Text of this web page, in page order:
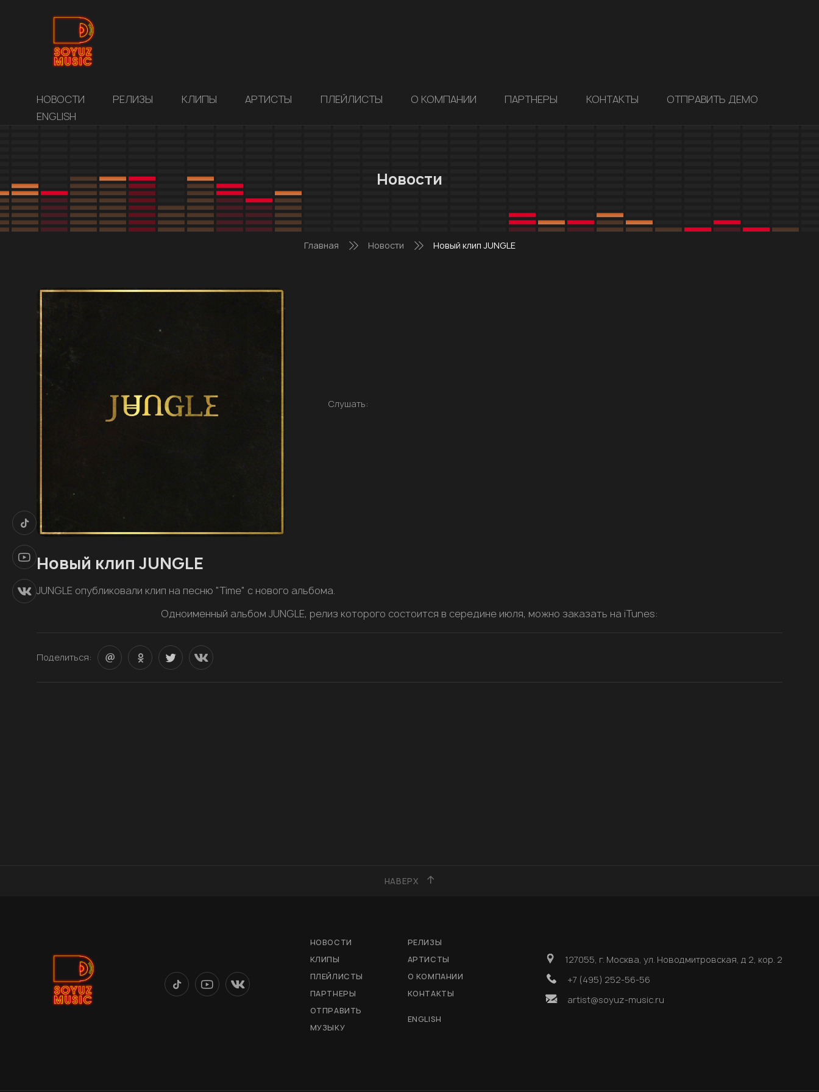
НОВОСТИ РЕЛИЗЫ КЛИПЫ АРТИСТЫ ПЛЕЙЛИСТЫ О КОМПАНИИ ПАРТНЕРЫ КОНТАКТЫ
ОТПРАВИТЬ ДЕМО
ENGLISH
Новости
Главная Новости Новый клип JUNGLE
Слушать:
Новый клип JUNGLE
JUNGLE опубликовали клип на песню "Time" с нового альбома.
Одноименный альбом JUNGLE, релиз которого состоится в середине июля, можно заказать на iTunes:
Поделиться:
НАВЕРХ
НОВОСТИ
РЕЛИЗЫ
КЛИПЫ
АРТИСТЫ
ПЛЕЙЛИСТЫ
О КОМПАНИИ
ПАРТНЕРЫ
КОНТАКТЫ
ОТПРАВИТЬ
МУЗЫКУ
ENGLISH
127055, г. Москва, ул. Новодмитровская, д 2, кор. 2
+7 (495) 252-56-56
artist@soyuz-music.ru